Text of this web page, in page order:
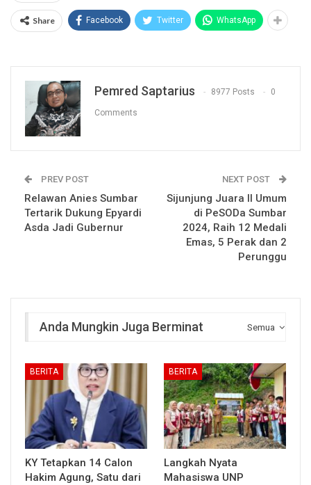
Share Facebook Twitter WhatsApp
Pemred Saptarius 8977 Posts 0
Comments
PREV POST
Relawan Anies Sumbar
Tertarik Dukung Epyardi
Asda Jadi Gubernur
NEXT POST
Sijunjung Juara II Umum
di PeSODa Sumbar
2024, Raih 12 Medali
Emas, 5 Perak dan 2
Perunggu
Semua
Anda Mungkin Juga Berminat
BERITA
KY Tetapkan 14 Calon
Hakim Agung, Satu dari
BERITA
Langkah Nyata
Mahasiswa UNP